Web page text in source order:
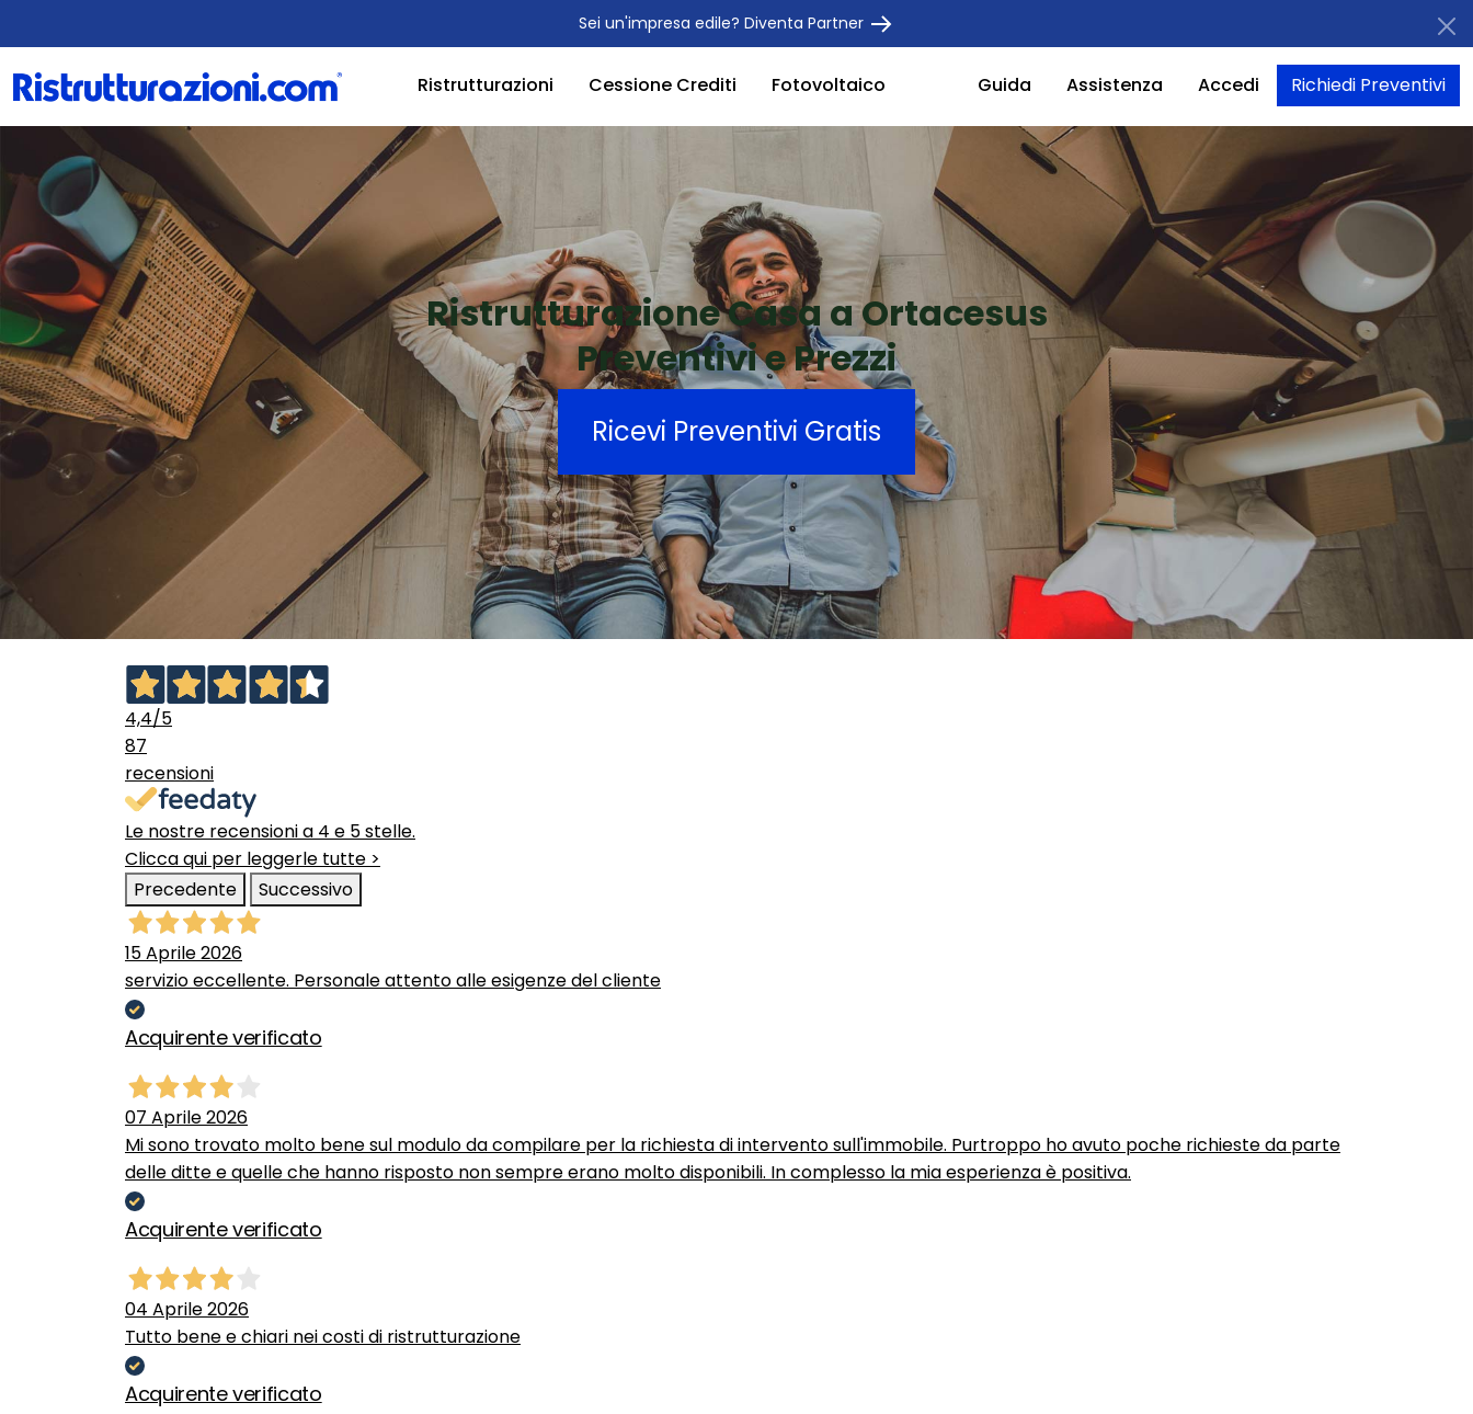
Sei un'impresa edile? Diventa Partner
Ristrutturazioni Cessione Crediti Fotovoltaico Guida Assistenza Accedi Richiedi Preventivi
Ristrutturazione Casa a Ortacesus
Preventivi e Prezzi
Ricevi Preventivi Gratis
4,4/5
87
recensioni
Le nostre recensioni a 4 e 5 stelle.
Clicca qui per leggerle tutte >
Precedente
Successivo
15 Aprile 2026
servizio eccellente. Personale attento alle esigenze del cliente
Acquirente verificato
07 Aprile 2026
Mi sono trovato molto bene sul modulo da compilare per la richiesta di intervento sull'immobile. Purtroppo ho avuto poche richieste da parte
delle ditte e quelle che hanno risposto non sempre erano molto disponibili. In complesso la mia esperienza è positiva.
Acquirente verificato
04 Aprile 2026
Tutto bene e chiari nei costi di ristrutturazione
Acquirente verificato